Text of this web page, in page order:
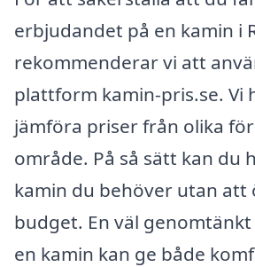
erbjudandet på en kamin i
rekommenderar vi att
plattform kamin-pris.se. Vi
jämföra priser från olika
område. På så sätt kan du
kamin du behöver utan att
budget. En väl
en kamin kan ge både